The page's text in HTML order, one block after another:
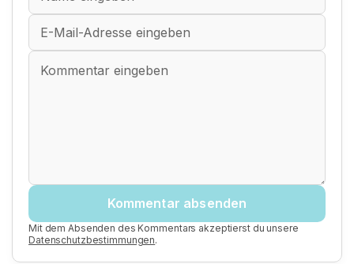
Mit dem Absenden des Kommentars akzeptierst du unsere
Datenschutzbestimmungen.
Kommentar absenden